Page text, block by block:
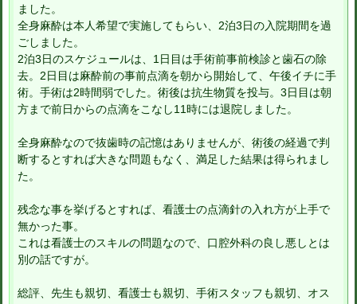
ました。
全身麻酔は本人希望で実施してもらい、2泊3日の入院期間を過
ごしました。
2泊3日のスケジュールは、1日目は手術前事前検診と歯石の除
去。2日目は麻酔前の事前点滴を朝から開始して、午後イチに手
術。手術は2時間弱でした。術後は抗生物質を投与。3日目は朝
方まで前日からの点滴をこなし11時には退院しました。
全身麻酔なので抜歯時の記憶はありませんが、術後の経過で判
断するとすれば大きな問題もなく、満足した結果は得られまし
た。
残念な事を挙げるとすれば、看護士の点滴針の入れ方が上手で
無かった事。
これは看護士のスキルの問題なので、口腔外科の良し悪しとは
別の話ですが。
総評、先生も親切、看護士も親切、手術スタッフも親切、オス